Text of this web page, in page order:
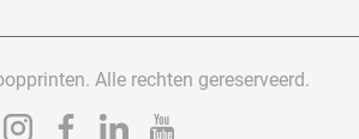
Alle rechten gereserveerd.